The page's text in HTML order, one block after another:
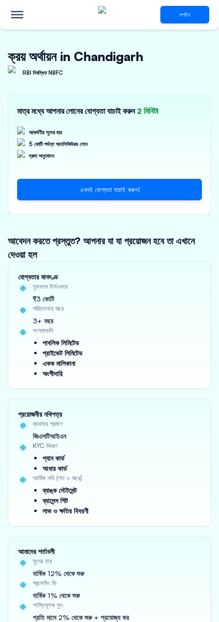
লগইন
ক্রয় অর্থায়ন in Chandigarh
RBI নিবন্ধিত NBFC
মাত্র মধ্যে আপনার লোনের যোগ্যতা যাচাই করুন 2 মিনিট!
আকর্ষণীয় সুদের হার
5 কোটি পর্যন্ত আনসিকিউরড লোন
দ্রুত অনুমোদন
এখনই যোগ্যতা যাচাই করুন!
আবেদন করতে প্রস্তুত? আপনার যা যা প্রয়োজন হবে তা এখানে
দেওয়া হল
যোগ্যতার মানদণ্ড
ন্যূনতম টার্নওভার
₹3 কোটি
পরিচালনার বছর
3+ বছর
সংস্থাগুলি
পাবলিক লিমিটেড
প্রাইভেট লিমিটেড
একক মালিকানা
অংশীদারি
প্রয়োজনীয় নথিপত্র
ব্যবসার প্রমাণ
জিএসটিআইএন
KYC বিবরণ
প্যান কার্ড
আধার কার্ড
আর্থিক নথি (গত ৩ বছর)
ব্যাঙ্ক স্টেটমেন্ট
ব্যালেন্স শিট
লাভ ও ক্ষতির বিবরণী
আমাদের শর্তাবলী
সুদের হার
বার্ষিক 12% থেকে শুরু
প্রসেসিং ফি
বার্ষিক 1% থেকে শুরু
শাস্তিমূলক সুদ
প্রতি মাসে 2% থেকে শুরু + প্রযোজ্য কর